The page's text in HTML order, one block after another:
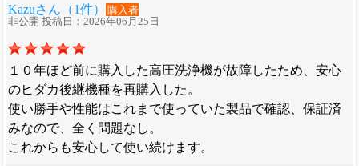
Kazuさん（1件）
購入者
非公開 投稿日：2026年06月25日
１０年ほど前に購入した高圧洗浄機が故障したため、安心
のヒダカ後継機種を再購入した。
使い勝手や性能はこれまで使っていた製品で確認、保証済
みなので、全く問題なし。
これからも安心して使い続けます。